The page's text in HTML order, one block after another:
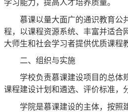
教学观念转变，引领教学内容和教
学习能力，提高人才培养质量。
慕课以量大面广的通识教育公
程，以课程资源系统、丰富并适合
大师生和社会学习者提供优质课程
二、组织与实施
学校负责慕课建设项目的总体
课程建设计划和遴选、评价标准